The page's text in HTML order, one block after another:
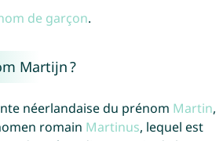
de garçon.
Martijn ?
néerlandaise du prénom Martin,
romain Martinus, lequel est